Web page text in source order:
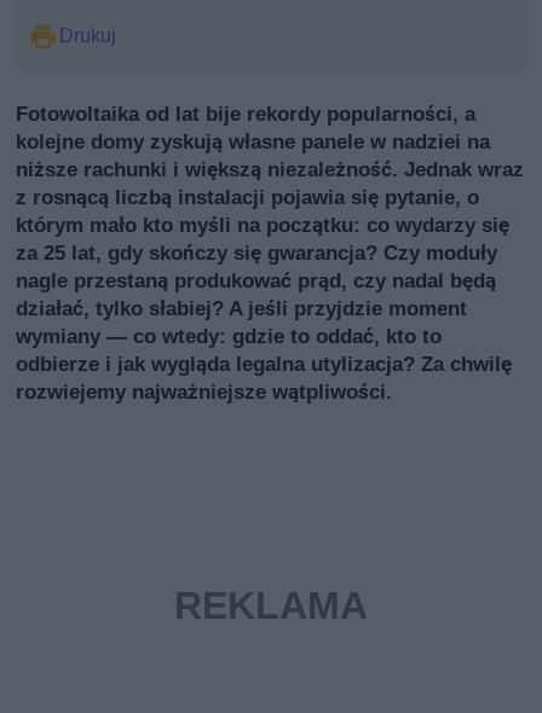
Drukuj
Fotowoltaika od lat bije rekordy popularności, a
kolejne domy zyskują własne panele w nadziei na
niższe rachunki i większą niezależność. Jednak wraz
z rosnącą liczbą instalacji pojawia się pytanie, o
którym mało kto myśli na początku: co wydarzy się
za 25 lat, gdy skończy się gwarancja? Czy moduły
nagle przestaną produkować prąd, czy nadal będą
działać, tylko słabiej? A jeśli przyjdzie moment
wymiany — co wtedy: gdzie to oddać, kto to
odbierze i jak wygląda legalna utylizacja? Za chwilę
rozwiejemy najważniejsze wątpliwości.